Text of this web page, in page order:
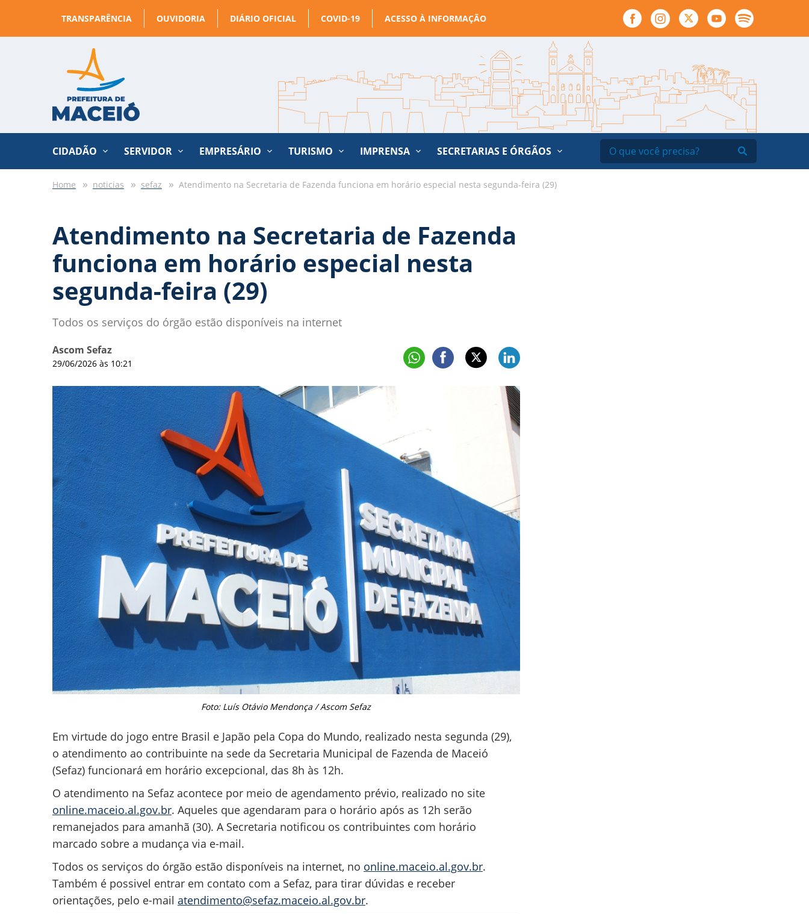
TRANSPARÊNCIA OUVIDORIA DIÁRIO OFICIAL COVID-19 ACESSO À INFORMAÇÃO
CIDADÃO SERVIDOR EMPRESÁRIO TURISMO IMPRENSA SECRETARIAS E ÓRGÃOS
Home noticias sefaz Atendimento na Secretaria de Fazenda funciona em horário especial nesta segunda-feira (29)
Atendimento na Secretaria de Fazenda
funciona em horário especial nesta
segunda-feira (29)
Todos os serviços do órgão estão disponíveis na internet
Ascom Sefaz
29/06/2026 às 10:21
Foto: Luís Otávio Mendonça / Ascom Sefaz
Em virtude do jogo entre Brasil e Japão pela Copa do Mundo, realizado nesta segunda (29),
o atendimento ao contribuinte na sede da Secretaria Municipal de Fazenda de Maceió
(Sefaz) funcionará em horário excepcional, das 8h às 12h.
O atendimento na Sefaz acontece por meio de agendamento prévio, realizado no site
online.maceio.al.gov.br. Aqueles que agendaram para o horário após as 12h serão
remanejados para amanhã (30). A Secretaria notificou os contribuintes com horário
marcado sobre a mudança via e-mail.
Todos os serviços do órgão estão disponíveis na internet, no online.maceio.al.gov.br.
Também é possivel entrar em contato com a Sefaz, para tirar dúvidas e receber
orientações, pelo e-mail atendimento@sefaz.maceio.al.gov.br.